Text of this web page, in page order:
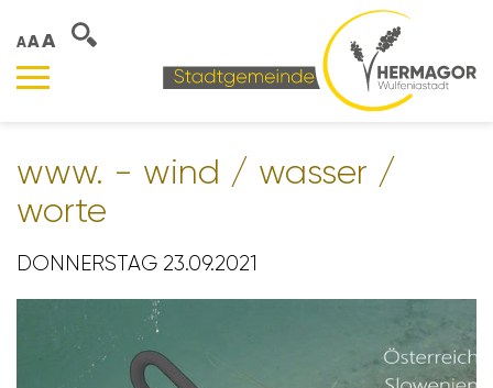
AAA
www. - wind / wasser /
worte
DONNERSTAG 23.09.2021